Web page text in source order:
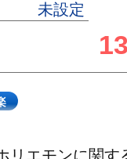
未設定
リエモンに関す